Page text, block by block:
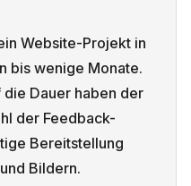
Website-Projekt in
bis wenige Monate.
Dauer haben der
der Feedback-
Bereitstellung
Bildern.